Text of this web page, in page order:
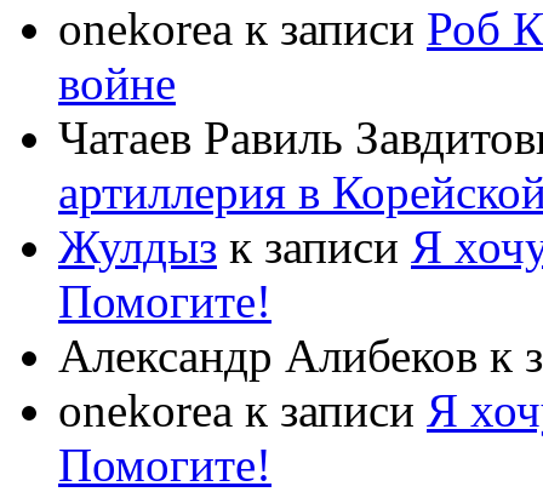
onekorea к записи Роб
войне
Чатаев Равиль
артиллерия в
Жулдыз к записи Я
Помогите!
Александр Алибеков к
onekorea к записи Я
Помогите!